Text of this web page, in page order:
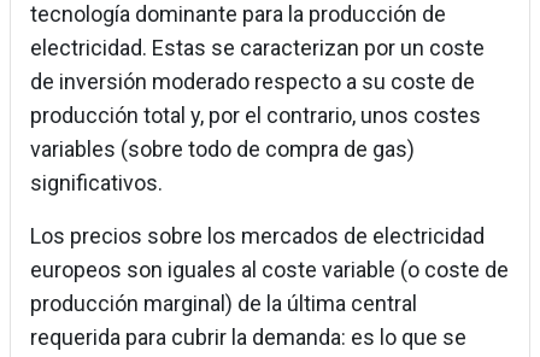
tecnología dominante para la producción de
electricidad. Estas se caracterizan por un coste
de inversión moderado respecto a su coste de
producción total y, por el contrario, unos costes
variables (sobre todo de compra de gas)
significativos.
Los precios sobre los mercados de electricidad
europeos son iguales al coste variable (o coste de
producción marginal) de la última central
requerida para cubrir la demanda: es lo que se